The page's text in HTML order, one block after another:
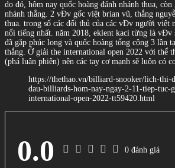
do đó, hôm nay quốc hoàng đánh nhánh thua,
nhánh thắng. 2 vĐv gốc việt brian vũ, thắng
thua. trong số các đối thủ của các vĐv người việt
nổi tiếng nhất. năm 2018, eklent kaci từng là vĐv
đã gặp phúc long và quốc hoàng tổng cộng 3 lần
thắng. Ở giải the international open 2022 với thể
(phá luân phiên) nên các tay cơ mạnh sẽ luôn có
https://thethao.vn/billiard-snooker/lich-thi-
dau-billiards-hom-nay-ngay-2-11-tiep-tuc-
international-open-2022-tt59420.html
0.0 0 đánh giá